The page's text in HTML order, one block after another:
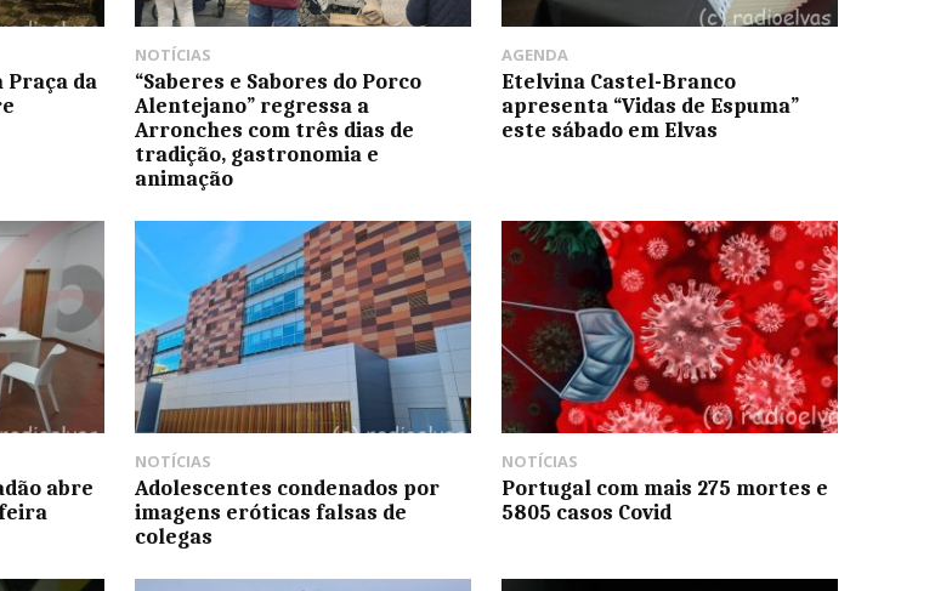
Praça da
NOTÍCIAS
“Saberes e Sabores do Porco
Alentejano” regressa a
Arronches com três dias de
tradição, gastronomia e
animação
AGENDA
Etelvina Castel-Branco
apresenta “Vidas de Espuma”
este sábado em Elvas
abre
NOTÍCIAS
Adolescentes condenados por
imagens eróticas falsas de
colegas
NOTÍCIAS
Portugal com mais 275 mortes e
5805 casos Covid